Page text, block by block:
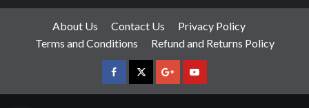
About Us Contact Us
Privacy Policy
Terms and Conditions
Refund and Returns Policy
facebookTwitterGoogleYouTube